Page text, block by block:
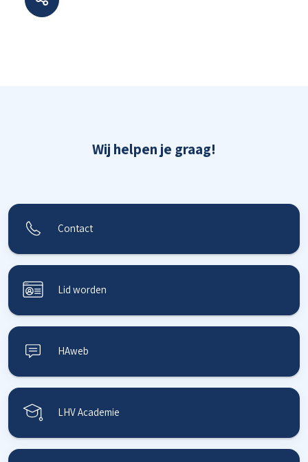
Wij helpen je graag!
Contact
Lid worden
HAweb
LHV Academie